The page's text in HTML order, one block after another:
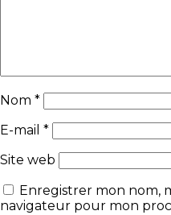
Nom *
E-mail *
Site web
Enregistrer mon nom,
navigateur pour mon